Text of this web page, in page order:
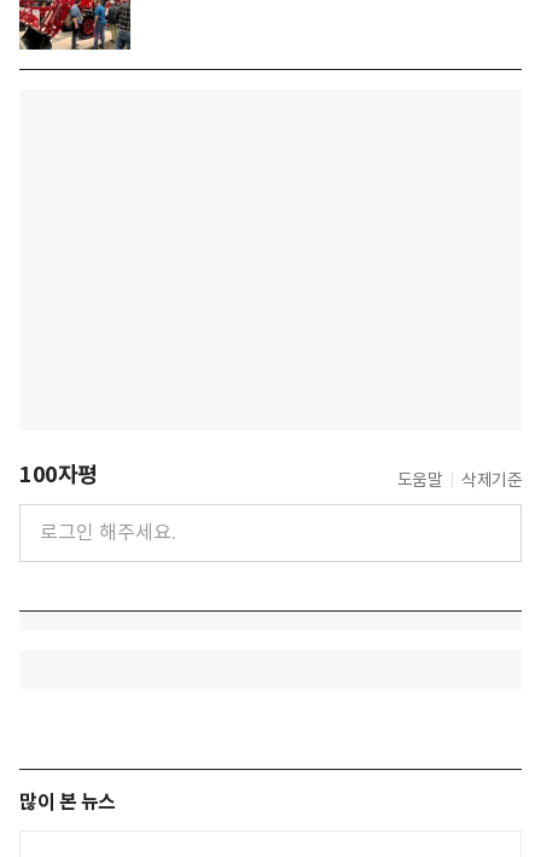
100자평 도움말 삭제기준
많이 본 뉴스